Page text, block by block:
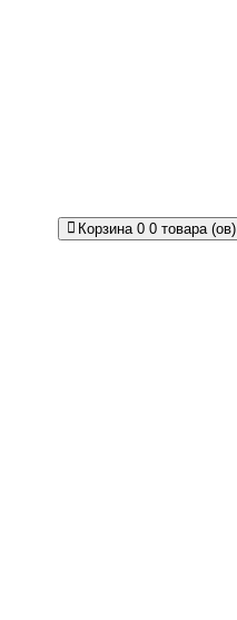
Корзина 0 0 товара (ов)